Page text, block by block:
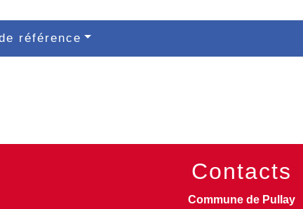
référence
Contacts
Commune de Pullay